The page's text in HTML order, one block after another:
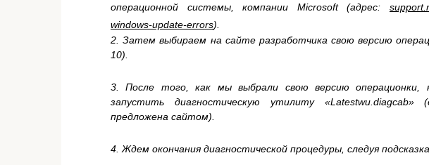
операционной системы, компании Microsoft (адрес:
windows-update-errors).
2. Затем выбираем на сайте разработчика свою версию
10).
3. После того, как мы выбрали свою версию операционки,
запустить диагностическую утилиту «Latestwu.diagcab»
предложена сайтом).
4. Ждем окончания диагностической процедуры, следуя